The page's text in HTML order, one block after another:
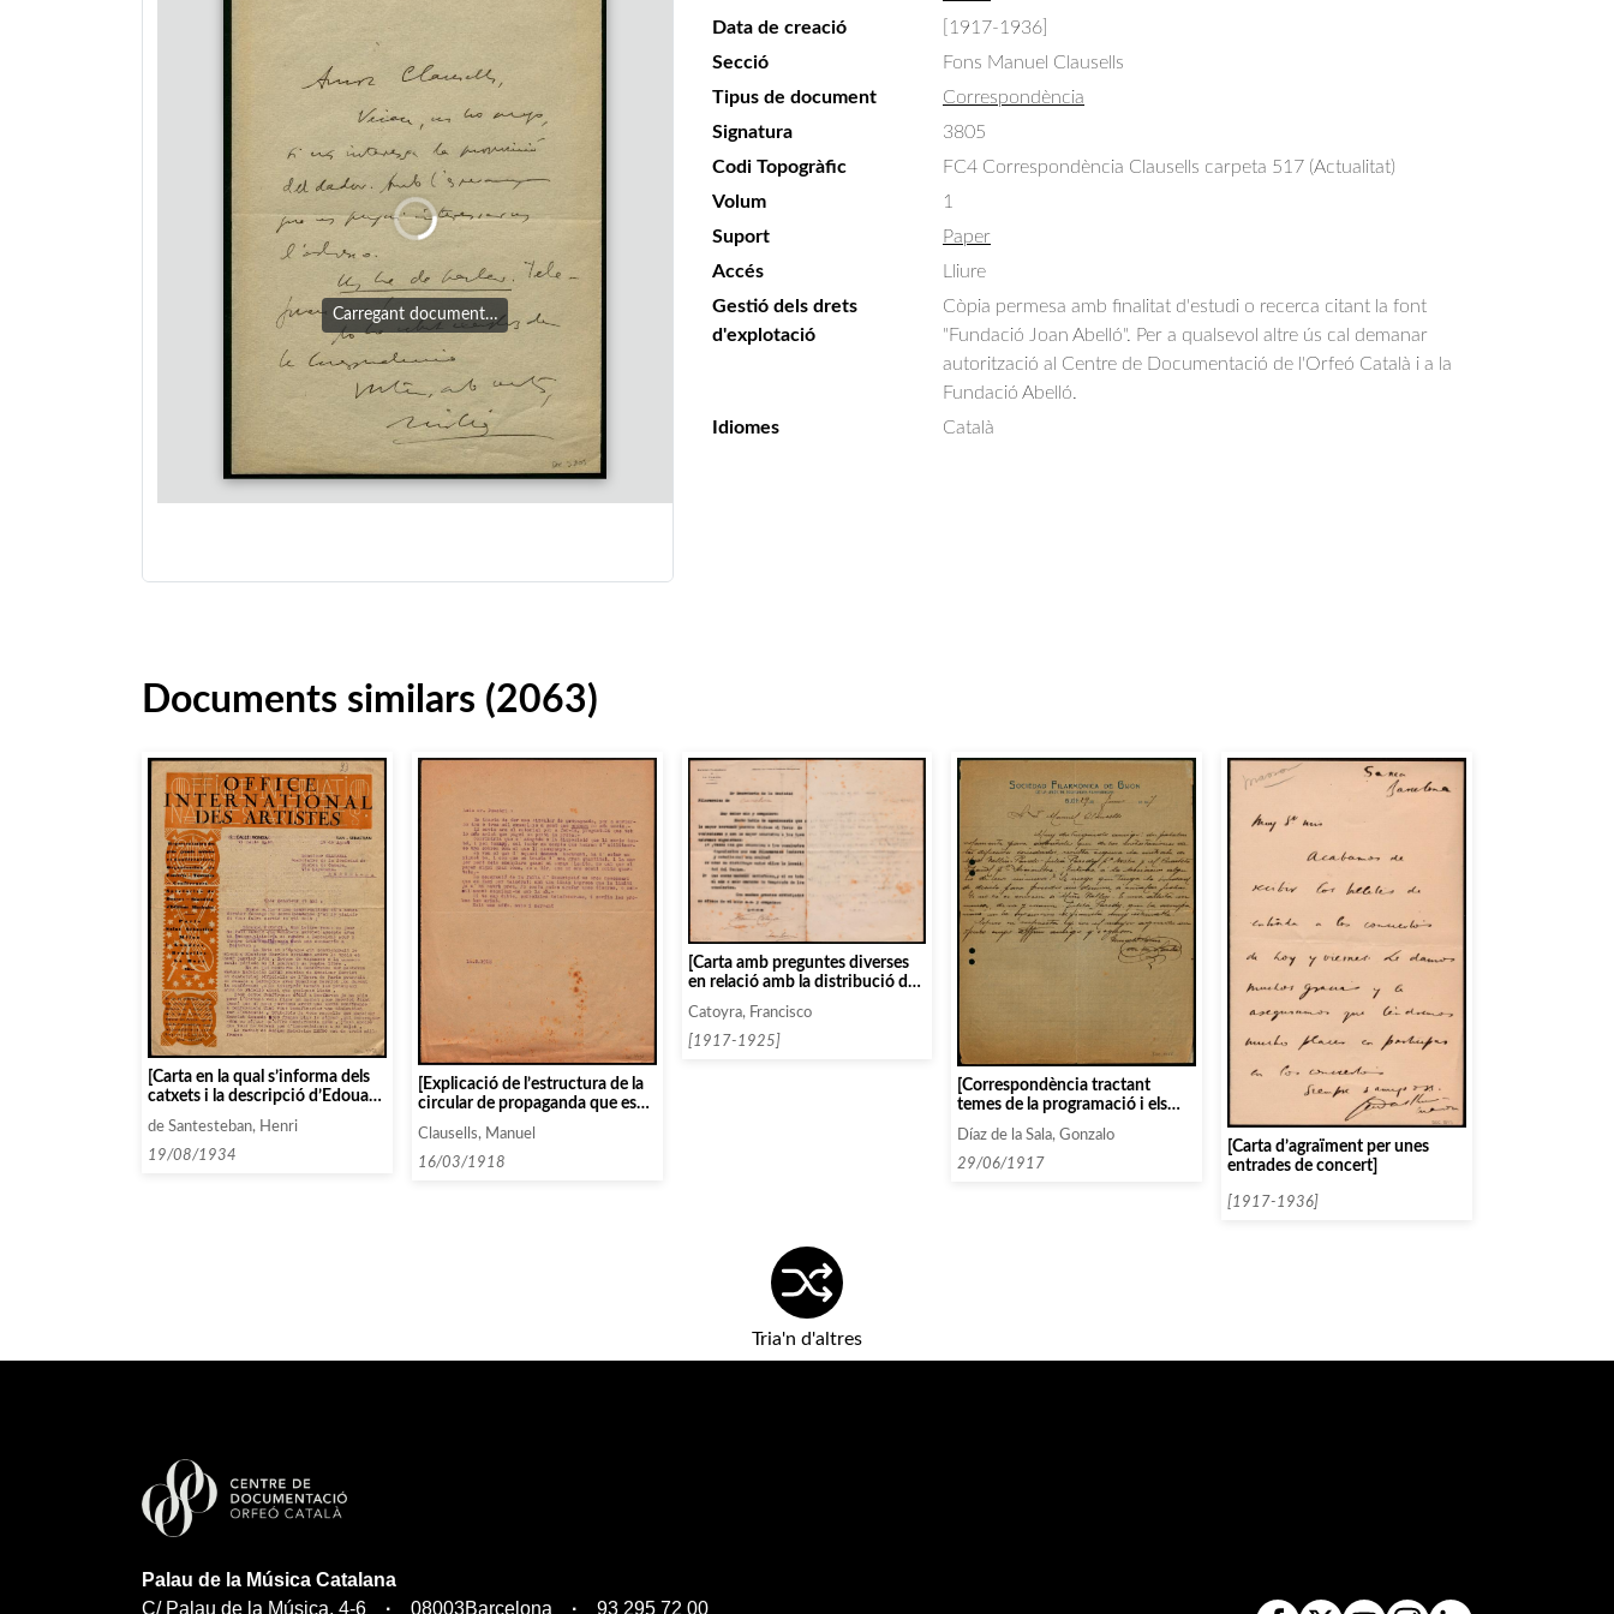
Carregant document…
Data de creació
[1917-1936]
Secció
Fons Manuel Clausells
Tipus de document
Correspondència
Signatura
3805
Codi Topogràfic
FC4 Correspondència Clausells carpeta 517 (Actualitat)
Volum
1
Suport
Paper
Accés
Lliure
Gestió dels drets
d'explotació
Còpia permesa amb finalitat d'estudi o recerca citant la font
"Fundació Joan Abelló". Per a qualsevol altre ús cal demanar
autorització al Centre de Documentació de l'Orfeó Català i a la
Fundació Abelló.
Idiomes
Català
Documents similars (2063)
[Carta en la qual s’informa dels
catxets i la descripció d’Edouard
de Santesteban, Henri
19/08/1934
[Explicació de l’estructura de la
circular de propaganda que es
repertirà als que encara no son
socis]
Clausells, Manuel
16/03/1918
[Carta amb preguntes diverses
en relació amb la distribució de
mensual i altres]
Catoyra, Francisco
[1917-1925]
[Correspondència tractant
temes de la programació i els
Díaz de la Sala, Gonzalo
29/06/1917
[Carta d’agraïment per unes
entrades de concert]
[1917-1936]
Tria'n d'altres
Palau de la Música Catalana
C/ Palau de la Música, 4-6
08003Barcelona 93 295 72 00